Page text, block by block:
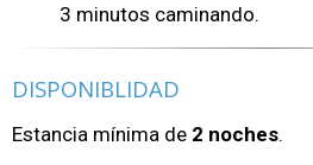
3 minutos caminando.
DISPONIBLIDAD
Estancia mínima de 2 noches.